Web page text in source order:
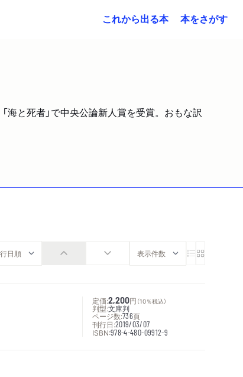
これから出る本 本をさがす
と死者」で中央公論新人賞を受賞。おもな訳
定価:2,200円 （10％税込）
判型:文庫判
ページ数:736頁
刊行日:2019/03/07
ISBN:978-4-480-09912-9